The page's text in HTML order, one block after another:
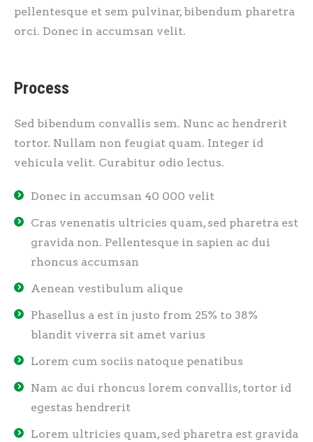
pellentesque et sem pulvinar, bibendum pharetra
orci. Donec in accumsan velit.
Process
Sed bibendum convallis sem. Nunc ac hendrerit
tortor. Nullam non feugiat quam. Integer id
vehicula velit. Curabitur odio lectus.
Donec in accumsan 40 000 velit
Cras venenatis ultricies quam, sed pharetra est
gravida non. Pellentesque in sapien ac dui
rhoncus accumsan
Aenean vestibulum alique
Phasellus a est in justo from 25% to 38%
blandit viverra sit amet varius
Lorem cum sociis natoque penatibus
Nam ac dui rhoncus lorem convallis, tortor id
egestas hendrerit
Lorem ultricies quam, sed pharetra est gravida